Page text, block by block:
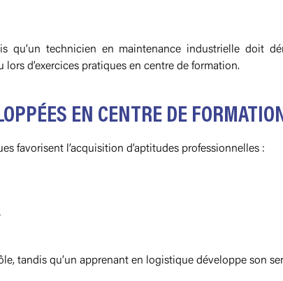
qu’un technicien en maintenance industrielle doit
d’exercices pratiques en centre de formation.
EN CENTRE DE
favorisent l’acquisition d’aptitudes professionnelles :
tandis qu’un apprenant en logistique développe son